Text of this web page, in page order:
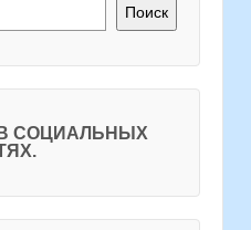
Поиск
СОЦИАЛЬНЫХ